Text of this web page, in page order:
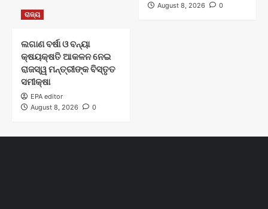
August 8, 2026
0
ରାଜ୍ୟ
ଲଗାଣ ବର୍ଷା ଓ ବନ୍ୟା
କ୍ଷୟକ୍ଷତି ଆକଳନ ନେଇ
ରାଜସ୍ୱ ମନ୍ତ୍ରୀଙ୍କ ବିସ୍ତୃତ
ସମୀକ୍ଷା
EPA editor
August 8, 2026
0